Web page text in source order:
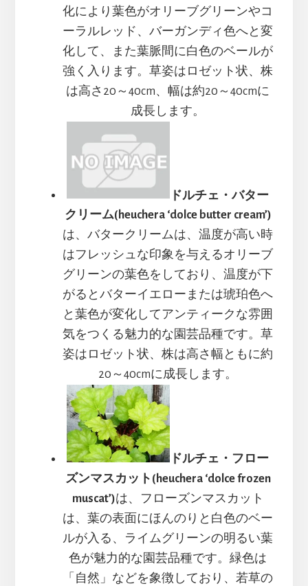
化により葉色がオリーブグリーンやコ
ーラルレッド、バーガンディ色へと変
化して、また葉脈間に白色のベールが
強く入ります。草姿はロゼット状、株
は高さ20～40cm、幅は約20～40cmに
成長します。
ドルチェ・バター
クリーム(heuchera ‘dolce butter cream’)
は、バタークリームは、温度が高い時
はフレッシュな印象を与えるオリーブ
グリーンの葉色をしており、温度が下
がるとバターイエローまたは琥珀色へ
と葉色が変化してアンティークな雰囲
気をつくる魅力的な園芸品種です。草
姿はロゼット状、株は高さ幅ともに約
20～40cmに成長します。
ドルチェ・フロー
ズンマスカット(heuchera ‘dolce frozen
muscat’)は、フローズンマスカット
は、葉の表面にほんのりと白色のベー
ルが入る、ライムグリーンの明るい葉
色が魅力的な園芸品種です。緑色は
「自然」などを象徴しており、若草の